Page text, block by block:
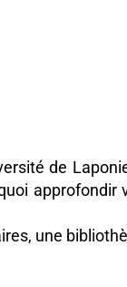
de
approfondir
une